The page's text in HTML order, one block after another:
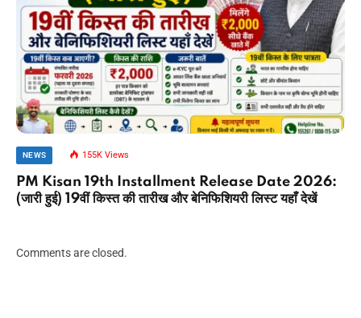
NEWS 155KViews
PM Kisan 19th Installment Release Date 2026:
(जारी हुई) 19वीं किस्त की तारीख और बेनिफिशियरी लिस्ट यहाँ देखें
Comments are closed.